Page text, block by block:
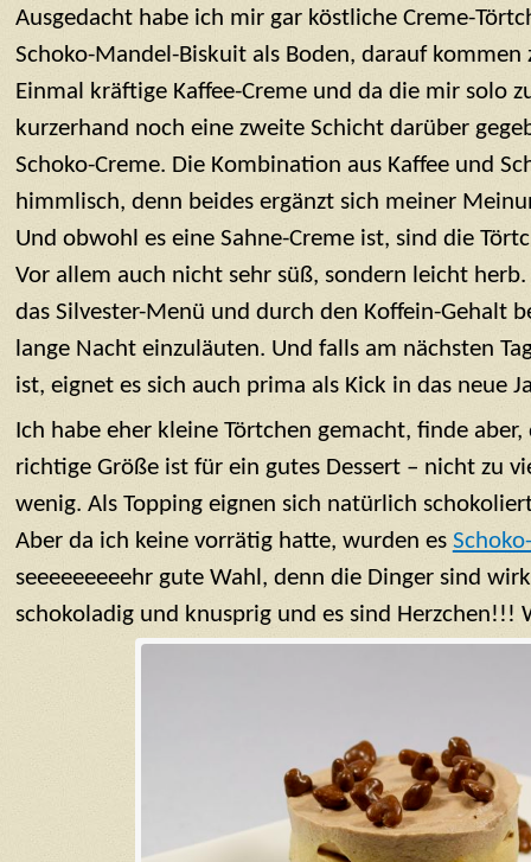
Ausgedacht habe ich mir gar köstliche Creme-
Schoko-Mandel-Biskuit als Boden, darauf kommen
Einmal kräftige Kaffee-Creme und da die mir solo
kurzerhand noch eine zweite Schicht darüber
Schoko-Creme. Die Kombination aus Kaffee und
himmlisch, denn beides ergänzt sich meiner
Und obwohl es eine Sahne-Creme ist, sind die
Vor allem auch nicht sehr süß, sondern leicht
das Silvester-Menü und durch den Koffein-Gehalt
lange Nacht einzuläuten. Und falls am nächsten
ist, eignet es sich auch prima als Kick in das neue
Ich habe eher kleine Törtchen gemacht, finde aber,
richtige Größe ist für ein gutes Dessert – nicht zu
wenig. Als Topping eignen sich natürlich
Aber da ich keine vorrätig hatte, wurden es
seeeeeeeeehr gute Wahl, denn die Dinger sind
schokoladig und knusprig und es sind Herzchen!!!